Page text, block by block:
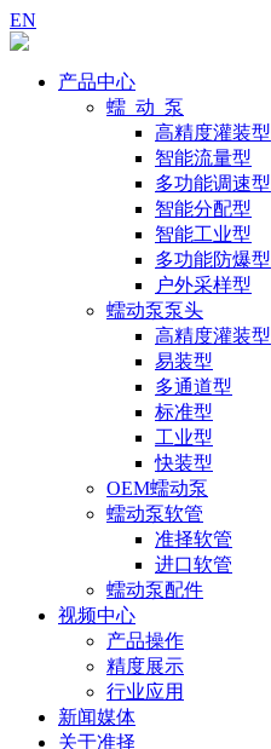
EN
产品中心
蠕 动 泵
高精度灌装型
智能流量型
多功能调速型
智能分配型
智能工业型
多功能防爆型
户外采样型
蠕动泵泵头
高精度灌装型
易装型
多通道型
标准型
工业型
快装型
OEM蠕动泵
蠕动泵软管
准择软管
进口软管
蠕动泵配件
视频中心
产品操作
精度展示
行业应用
新闻媒体
关于准择